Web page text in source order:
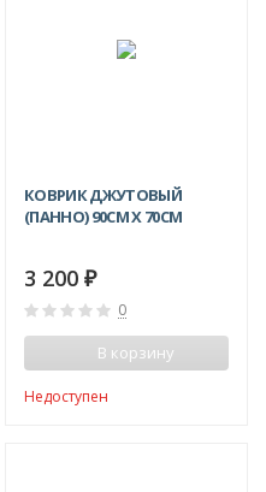
КОВРИК ДЖУТОВЫЙ
(ПАННО) 90СМ X 70СМ
3 200 ₽
0
В корзину
Недоступен